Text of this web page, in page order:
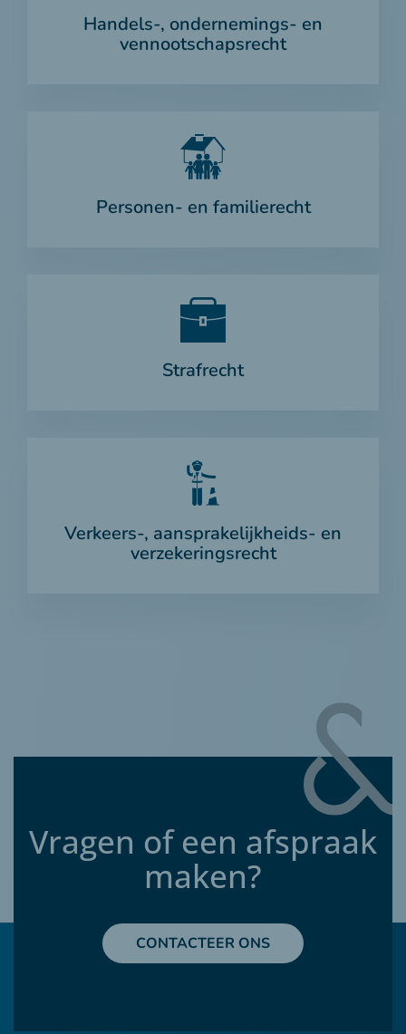
Handels-, ondernemings- en
vennootschapsrecht
Personen- en familierecht
Strafrecht
Verkeers-, aansprakelijkheids- en
verzekeringsrecht
Vragen of een afspraak
maken?
CONTACTEER ONS